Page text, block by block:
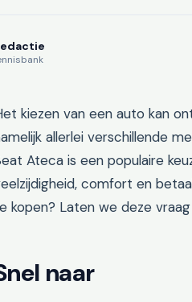
kiezen van een auto kan
allerlei verschillende
Ateca is een populaire
comfort en
kopen? Laten we deze
naar